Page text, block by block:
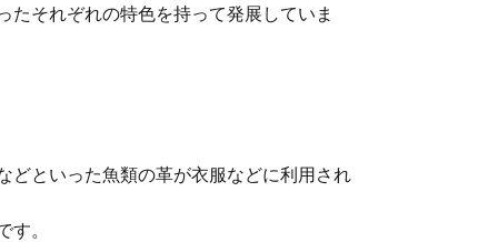
それぞれの特色を持って発展していま
どといった魚類の革が衣服などに利用され
。